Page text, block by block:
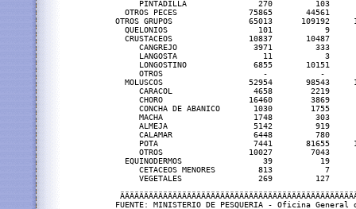
PINTADILLA               270         103
OTROS PECES               75865       44561
OTROS GRUPOS                65013      109192
QUELONIOS                   101           9
CRUSTACEOS                10837       10487
CANGREJO                3971         333
LANGOSTA                  11           3
LONGOSTINO              6855       10151
OTROS                     -           -
MOLUSCOS                  52954       98543
CARACOL                 4658        2219
CHORO                  16460        3869
CONCHA DE ABANICO       1030        1755
MACHA                   1748         303
ALMEJA                  5142         919
CALAMAR                 6448         780
POTA                    7441       81655
OTROS                  10027        7043
EQUINODERMOS                 39          19
CETACEOS MENORES         813           7
VEGETALES                269         127